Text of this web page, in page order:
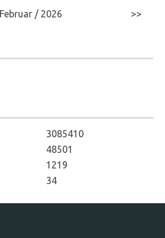
Februar / 2026 >>
34
3085410
48501
1219